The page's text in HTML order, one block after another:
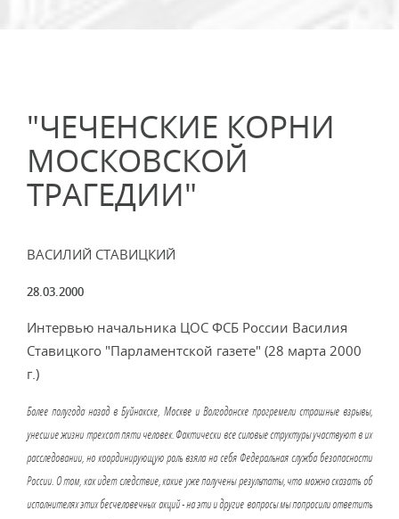
"ЧЕЧЕНСКИЕ КОРНИ
МОСКОВСКОЙ
ТРАГЕДИИ"
ВАСИЛИЙ СТАВИЦКИЙ
28.03.2000
Интервью начальника ЦОС ФСБ России Василия
Ставицкого "Парламентской газете" (28 марта 2000
г.)
Более полугода назад в Буйнакске, Москве и Волгодонске прогремели страшные взрывы,
унесшие жизни трехсот пяти человек. Фактически все силовые структуры участвуют в их
расследовании, но координирующую роль взяла на себя Федеральная служба безопасности
России. О том, как идет следствие, какие уже получены результаты, что можно сказать об
исполнителях этих бесчеловечных акций - на эти и другие вопросы мы попросили ответить